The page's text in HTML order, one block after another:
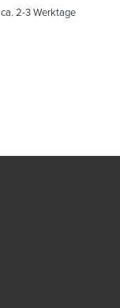
ca. 2-3 Werktage